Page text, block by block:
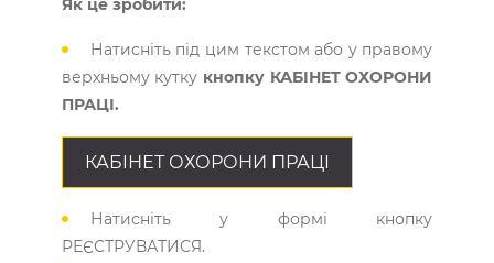
Як це зробити:
Натисніть під цим текстом або у правому
верхньому кутку кнопку КАБІНЕТ ОХОРОНИ
ПРАЦІ.
КАБIНЕТ ОХОРОНИ ПРАЦІ
Натисніть у формі кнопку
РЕЄСТРУВАТИСЯ.